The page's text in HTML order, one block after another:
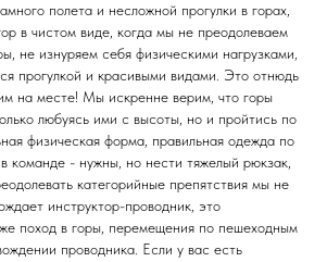
полета и несложной прогулки в горах,
в чистом виде, когда мы не преодолеваем
не изнуряем себя физическими нагрузками,
прогулкой и красивыми видами. Это отнюдь
на месте! Мы искренне верим, что горы
любуясь ими с высоты, но и пройтись по
физическая форма, правильная одежда по
команде - нужны, но нести тяжелый рюкзак,
категорийные препятствия мы не
инструктор-проводник, это
поход в горы, перемещения по пешеходным
проводника. Если у вас есть